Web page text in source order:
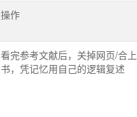
操作
看完参考文献后，关掉网页/合上
书，凭记忆用自己的逻辑复述